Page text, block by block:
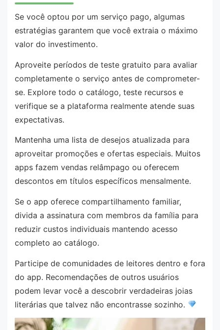
Se você optou por um serviço pago, algumas
estratégias garantem que você extraia o máximo
valor do investimento.
Aproveite períodos de teste gratuito para avaliar
completamente o serviço antes de comprometer-
se. Explore todo o catálogo, teste recursos e
verifique se a plataforma realmente atende suas
expectativas.
Mantenha uma lista de desejos atualizada para
aproveitar promoções e ofertas especiais. Muitos
apps fazem vendas relâmpago ou oferecem
descontos em títulos específicos mensalmente.
Se o app oferece compartilhamento familiar,
divida a assinatura com membros da família para
reduzir custos individuais mantendo acesso
completo ao catálogo.
Participe de comunidades de leitores dentro e fora
do app. Recomendações de outros usuários
podem levar você a descobrir verdadeiras joias
literárias que talvez não encontrasse sozinho.